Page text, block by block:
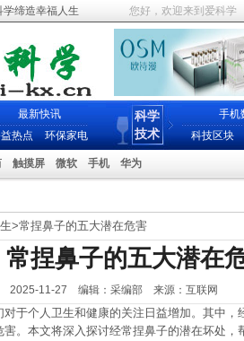
缔造幸福人生 您好，欢迎来到爱科学
最新快讯
热点
环保家电
科学
技术
手机
科技区块
触摸屏 微软 手机 华为
>常捏鼻子的五大潜在危害
常捏鼻子的五大潜在
2025-11-27 编辑：采编部 来源：互联网
个人卫生和健康的关注日益增加。其中，
。本文将深入探讨经常捏鼻子的潜在坏处